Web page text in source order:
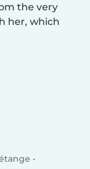
the very
her, which